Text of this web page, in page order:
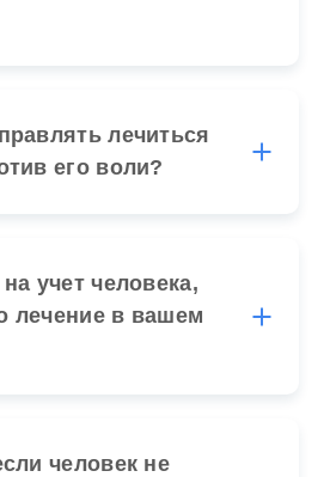
лечиться
его воли?
учет человека,
лечение в вашем
человек не